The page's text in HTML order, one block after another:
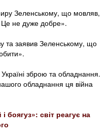
Зеленському, що мовляв,
не дуже добре».
та заявив Зеленському, що
зброю та обладнання.
обладнання ця війна
боягуз»: світ реагує на